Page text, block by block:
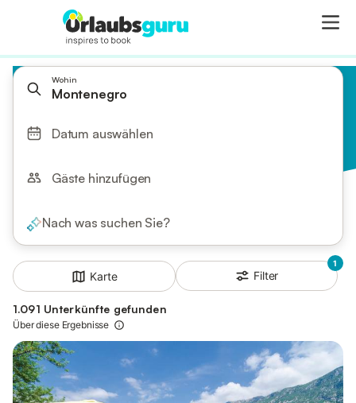
Wohin
Montenegro
Datum auswählen
Gäste hinzufügen
Nach was suchen Sie?
Karte
1
Filter
1.091 Unterkünfte gefunden
Über diese Ergebnisse